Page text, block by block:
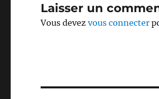
Laisser un
Vous devezvous connecter